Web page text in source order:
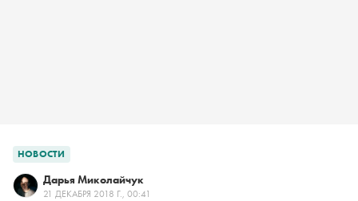
НОВОСТИ
Дарья Миколайчук
21 ДЕКАБРЯ 2018 Г., 00:41